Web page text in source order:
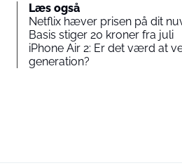
Læs også
Netflix hæver prisen på dit
Basis stiger 20 kroner fra juli
iPhone Air 2: Er det værd at
generation?